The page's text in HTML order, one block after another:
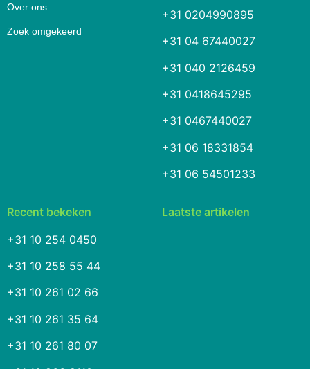
Over ons
Zoek omgekeerd
+31 0204990895
+31 04 67440027
+31 040 2126459
+31 0418645295
+31 0467440027
+31 06 18331854
+31 06 54501233
Recent bekeken
+31 10 254 0450
+31 10 258 55 44
+31 10 261 02 66
+31 10 261 35 64
+31 10 261 80 07
Laatste artikelen